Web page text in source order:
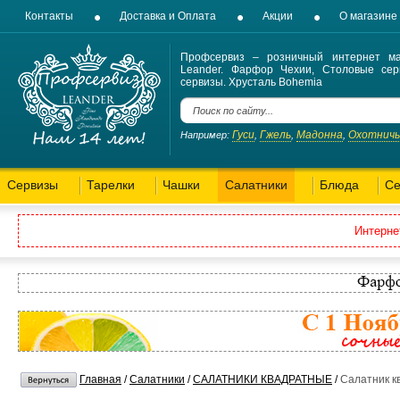
Контакты Доставка и Оплата Акции О магазине
Профсервиз – розничный интернет
Leander. Фарфор Чехии, Столовые
сервизы. Хрусталь Bohemia
Например: Гуси Гжель Мадонна
Сервизы Тарелки Чашки Салатники Блюда
Главная /Салатники /САЛАТНИКИ КВАДРАТНЫЕ /Салатник